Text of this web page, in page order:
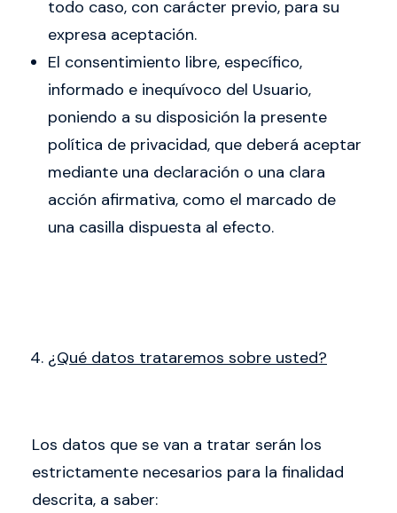
todo caso, con carácter previo, para su
expresa aceptación.
El consentimiento libre, específico,
informado e inequívoco del Usuario,
poniendo a su disposición la presente
política de privacidad, que deberá aceptar
mediante una declaración o una clara
acción afirmativa, como el marcado de
una casilla dispuesta al efecto.
¿Qué datos trataremos sobre usted?
Los datos que se van a tratar serán los
estrictamente necesarios para la finalidad
descrita, a saber: